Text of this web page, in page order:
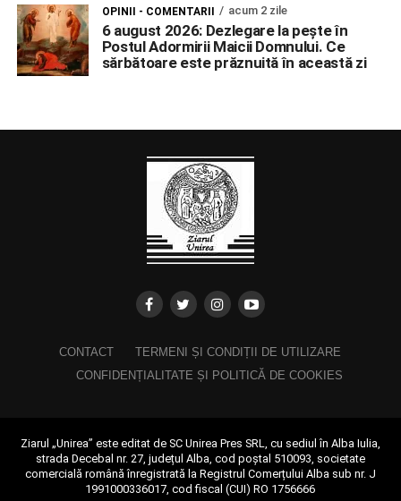
OPINII - COMENTARII acum 2 zile
6 august 2026: Dezlegare la pește în
Postul Adormirii Maicii Domnului. Ce
sărbătoare este prăznuită în această zi
CONTACT
TERMENI ȘI CONDIȚII DE UTILIZARE
CONFIDENȚIALITATE ȘI POLITICĂ DE COOKIES
Ziarul „Unirea” este editat de SC Unirea Pres SRL, cu sediul în Alba Iulia,
strada Decebal nr. 27, județul Alba, cod poștal 510093, societate
comercială română înregistrată la Registrul Comerțului Alba sub nr. J
1991000336017, cod fiscal (CUI) RO 1756666